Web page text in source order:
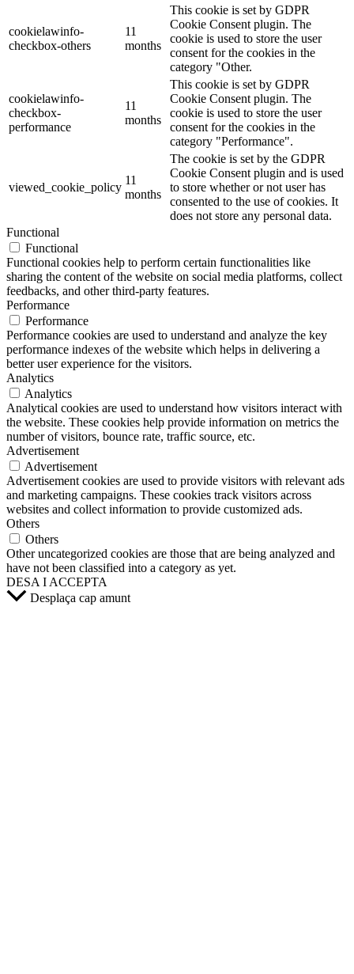
cookielawinfo-
checkbox-others
11
months
This cookie is set by GDPR
Cookie Consent plugin. The
cookie is used to store the user
consent for the cookies in the
category "Other.
cookielawinfo-
checkbox-
performance
11
months
This cookie is set by GDPR
Cookie Consent plugin. The
cookie is used to store the user
consent for the cookies in the
category "Performance".
viewed_cookie_policy
11
months
The cookie is set by the GDPR
Cookie Consent plugin and is used
to store whether or not user has
consented to the use of cookies. It
does not store any personal data.
Functional
Functional
Functional cookies help to perform certain functionalities like
sharing the content of the website on social media platforms, collect
feedbacks, and other third-party features.
Performance
Performance
Performance cookies are used to understand and analyze the key
performance indexes of the website which helps in delivering a
better user experience for the visitors.
Analytics
Analytics
Analytical cookies are used to understand how visitors interact with
the website. These cookies help provide information on metrics the
number of visitors, bounce rate, traffic source, etc.
Advertisement
Advertisement
Advertisement cookies are used to provide visitors with relevant ads
and marketing campaigns. These cookies track visitors across
websites and collect information to provide customized ads.
Others
Others
Other uncategorized cookies are those that are being analyzed and
have not been classified into a category as yet.
DESA I ACCEPTA
Desplaça cap amunt